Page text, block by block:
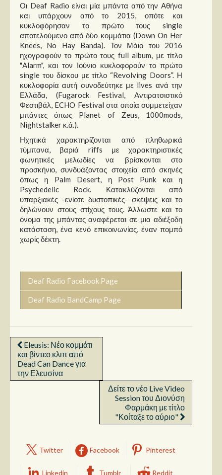
Οι Deaf Radio είναι μία μπάντα από την Αθήνα
και υπάρχουν από το 2015, οπότε και
κυκλοφόρησαν το πρώτο τους single
αποτελούμενο από δύο κομμάτια (Down On Her
Knees, No Hay Banda). Τον Μάιο του 2016
ηχογραφούν το πρώτο τους full album, με τίτλο
"Alarm", και τον Ιούνιο κυκλοφορούν το πρώτο
single του δίσκου με τίτλο “Revolving Doors”. Η
κυκλοφορία αυτή συνοδεύτηκε με lives ανά την
Ελλάδα, (Fugarock Festival, Αντιρατσιστικό
Φεστιβάλ, ECHO Festival στα οποία συμμετείχαν
μπάντες όπως Planet of Zeus, 1000mods,
Nightstalker κ.ά.).
Ηχητικά χαρακτηρίζονται από πληθωρικά
τύμπανα, βαριά riffs με χαρακτηριστικές
φωνητικές μελωδίες να βρίσκονται στο
προσκήνιο, συνδυάζοντας στοιχεία από σκηνές
όπως η Palm Desert, η Post Punk και η
Psychedelic Rock. Κατακλύζονται από
υπαρξιακές -ενίοτε δυστοπικές- σκέψεις και το
δηλώνουν στους στίχους τους. Άλλωστε και το
όνομα της μπάντας αναφέρεται σε μια αδιέξοδη
κατάσταση, ένα κενό επικοινωνίας, έναν πομπό
χωρίς δέκτη.
Deaf Radio Facebook Page
Deaf Radio BandCamp Page
Eleusis: Νέο κομμάτι
και βίντεο κλιπ από
Dead Can Dance για
την Ελευσίνα
Δείτε το νέο Live Video
Session του Διονύση
Φαρμάκη με τίτλο
"Κοίταξε το αύριο"
Twitter Facebook Pinterest
Linkedin Tumblr Reddit